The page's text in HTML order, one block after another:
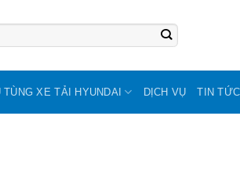
TÙNG XE TẢI HYUNDAI DỊCH VỤ TIN TỨC